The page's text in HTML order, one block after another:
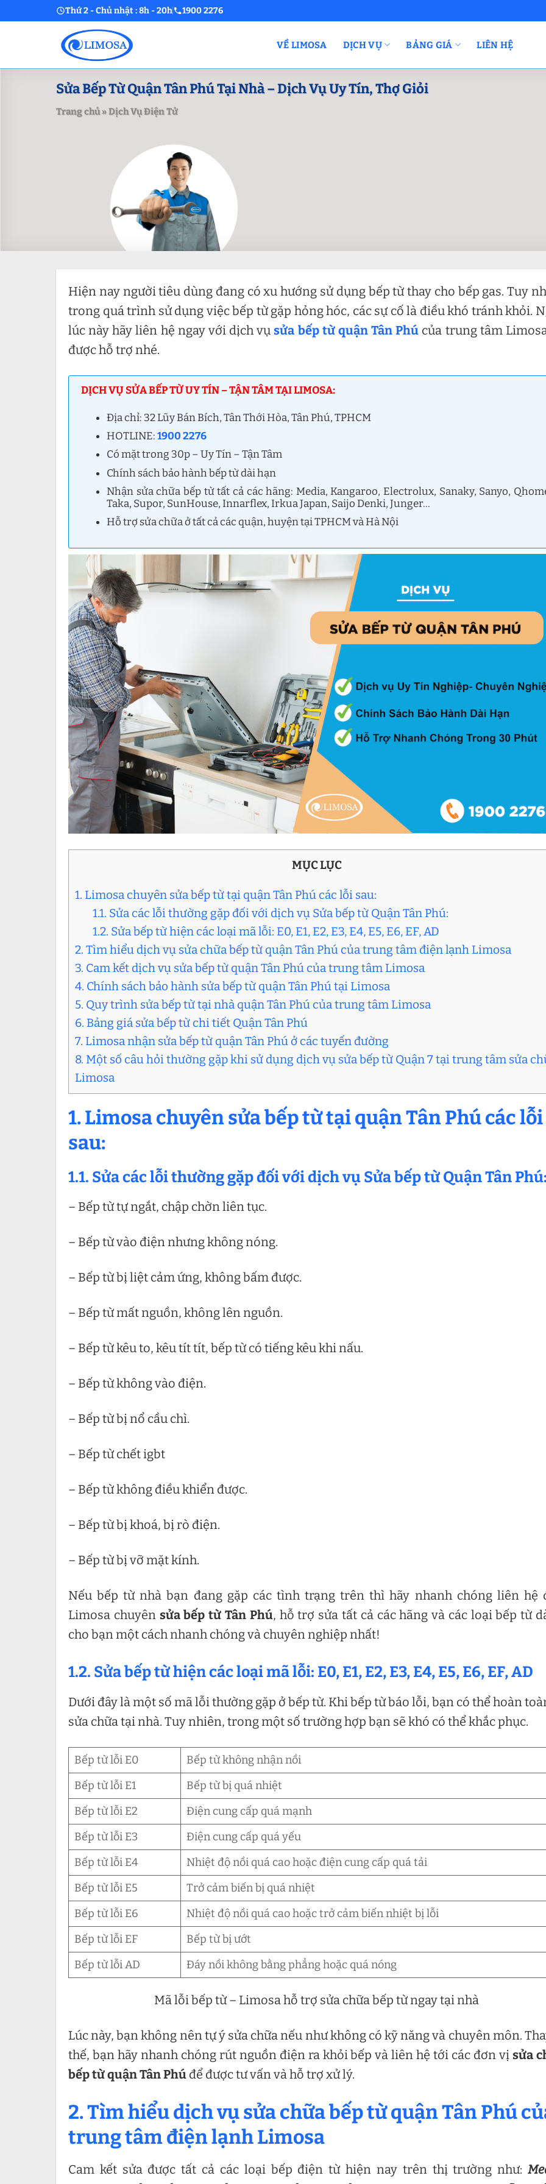
to
Thứ 2 - Chủ nhật : 8h - 20h 1900 2276
VỀ LIMOSA DỊCH VỤ BẢNG GIÁ LIÊN HỆ
Sửa Bếp Từ Quận Tân Phú Tại Nhà – Dịch Vụ Uy Tín, Thợ Giỏi
Trang chủ»Dịch Vụ Điện Tử
Hiện nay người tiêu dùng đang có xu hướng sử dụng bếp từ thay cho bếp gas. Tuy
trong quá trình sử dụng việc bếp từ gặp hỏng hóc, các sự cố là điều khó tránh khỏi.
lúc này hãy liên hệ ngay với dịch vụ sửa bếp từ quận Tân Phú của trung tâm
được hỗ trợ nhé.
DỊCH VỤ SỬA BẾP TỪ UY TÍN – TẬN TÂM TẠI LIMOSA:
Địa chỉ: 32 Lũy Bán Bích, Tân Thới Hòa, Tân Phú, TPHCM
HOTLINE:1900 2276
Có mặt trong 30p – Uy Tín – Tận Tâm
Chính sách bảo hành bếp từ dài hạn
Nhận sửa chữa bếp từ tất cả các hãng: Media, Kangaroo, Electrolux, Sanaky, Sanyo,
Taka, Supor, SunHouse, Innarflex, Irkua Japan, Saijo Denki, Junger…
Hỗ trợ sửa chữa ở tất cả các quận, huyện tại TPHCM và Hà Nội
MỤC LỤC
1. Limosa chuyên sửa bếp từ tại quận Tân Phú các lỗi sau:
1.1. Sửa các lỗi thường gặp đối với dịch vụ Sửa bếp từ Quận Tân Phú:
1.2. Sửa bếp từ hiện các loại mã lỗi: E0, E1, E2, E3, E4, E5, E6, EF, AD
2. Tìm hiểu dịch vụ sửa chữa bếp từ quận Tân Phú của trung tâm điện lạnh Limosa
3. Cam kết dịch vụ sửa bếp từ quận Tân Phú của trung tâm Limosa
4. Chính sách bảo hành sửa bếp từ quận Tân Phú tại Limosa
5. Quy trình sửa bếp từ tại nhà quận Tân Phú của trung tâm Limosa
6. Bảng giá sửa bếp từ chi tiết Quận Tân Phú
7. Limosa nhận sửa bếp từ quận Tân Phú ở các tuyến đường
8. Một số câu hỏi thường gặp khi sử dụng dịch vụ sửa bếp từ Quận 7 tại trung tâm sửa
Limosa
1.Limosa chuyên sửa bếp từ tại quận Tân Phú các lỗi
sau:
1.1. Sửa các lỗi thường gặp đối với dịch vụ Sửa bếp từ Quận Tân
– Bếp từ tự ngắt, chập chờn liên tục.
– Bếp từ vào điện nhưng không nóng.
– Bếp từ bị liệt cảm ứng, không bấm được.
– Bếp từ mất nguồn, không lên nguồn.
– Bếp từ kêu to, kêu tít tít, bếp từ có tiếng kêu khi nấu.
– Bếp từ không vào điện.
– Bếp từ bị nổ cầu chì.
– Bếp từ chết igbt
– Bếp từ không điều khiển được.
– Bếp từ bị khoá, bị rò điện.
– Bếp từ bị vỡ mặt kính.
Nếu bếp từ nhà bạn đang gặp các tình trạng trên thì hãy nhanh chóng liên hệ
Limosa chuyên sửa bếp từ Tân Phú, hỗ trợ sửa tất cả các hãng và các loại bếp từ
cho bạn một cách nhanh chóng và chuyên nghiệp nhất!
1.2. Sửa bếp từ hiện các loại mã lỗi: E0, E1, E2, E3, E4, E5, E6, EF, AD
Dưới đây là một số mã lỗi thường gặp ở bếp từ. Khi bếp từ báo lỗi, bạn có thể hoàn
sửa chữa tại nhà. Tuy nhiên, trong một số trường hợp bạn sẽ khó có thể khắc phục.
Bếp từ lỗi E0
Bếp từ không nhận nồi
Bếp từ lỗi E1
Bếp từ bị quá nhiệt
Bếp từ lỗi E2
Điện cung cấp quá mạnh
Bếp từ lỗi E3
Điện cung cấp quá yếu
Bếp từ lỗi E4
Nhiệt độ nồi quá cao hoặc điện cung cấp quá tải
Bếp từ lỗi E5
Trở cảm biến bị quá nhiệt
Bếp từ lỗi E6
Nhiệt độ nồi quá cao hoặc trở cảm biến nhiệt bị lỗi
Bếp từ lỗi EF
Bếp từ bị ướt
Bếp từ lỗi AD
Đáy nồi không bằng phẳng hoặc quá nóng
Mã lỗi bếp từ – Limosa hỗ trợ sửa chữa bếp từ ngay tại nhà
Lúc này, bạn không nên tự ý sửa chữa nếu như không có kỹ năng và chuyên môn.
thế, bạn hãy nhanh chóng rút nguồn điện ra khỏi bếp và liên hệ tới các đơn vịsửa
bếp từ quận Tân Phú để được tư vấn và hỗ trợ xử lý.
2. Tìm hiểu dịch vụ sửa chữa bếp từ quận Tân Phú
trung tâm điện lạnh Limosa
Cam kết sửa được tất cả các loại bếp điện từ hiện nay trên thị trường như: